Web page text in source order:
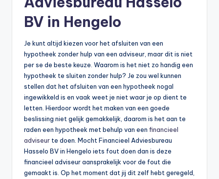
BV in Hengelo
Je kunt altijd kiezen voor het afsluiten van een
hypotheek zonder hulp van een adviseur, maar dit is niet
per se de beste keuze. Waarom is het niet zo handig een
hypotheek te sluiten zonder hulp? Je zou wel kunnen
stellen dat het afsluiten van een hypotheek nogal
ingewikkeld is en vaak weet je niet waar je op dient te
letten. Hierdoor wordt het maken van een goede
beslissing niet gelijk gemakkelijk, daarom is het aan te
raden een hypotheek met behulp van een financieel
adviseur te doen. Mocht Financieel Adviesbureau
Hasselo BV in Hengelo iets fout doen dan is deze
financieel adviseur aansprakelijk voor de fout die
gemaakt is. Op het moment dat jij dit zelf hebt geregeld,